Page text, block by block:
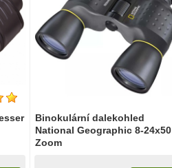
Binokulární dalekohled
National Geographic 8-24x50
Zoom